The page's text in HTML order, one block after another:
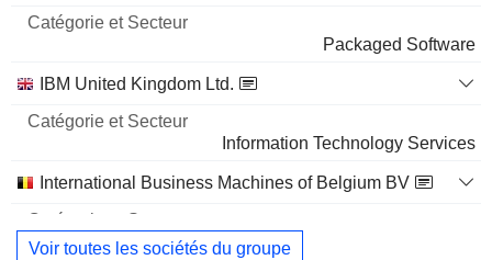
Packaged Software
IBM United Kingdom Ltd.
Information Technology Services
International Business Machines of Belgium BV
Information Technology Services
Voir toutes les sociétés du groupe